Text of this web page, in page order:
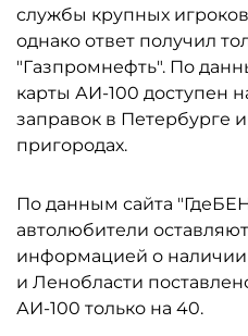
службы крупных
однако ответ получил
"Газпромнефть". По
карты АИ-100 доступен
заправок в Петербурге
пригородах.
По данным сайта
автолюбители
информацией о наличии
и Ленобласти
АИ-100 только на 40.